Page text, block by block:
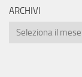
ARCHIVI